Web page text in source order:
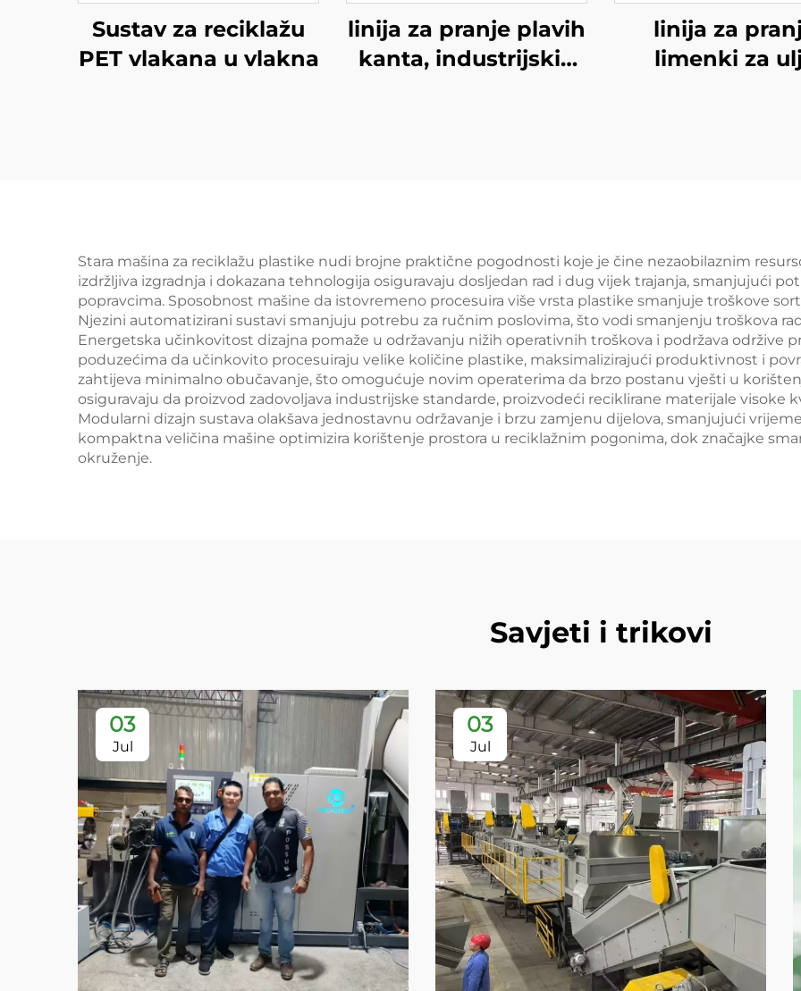
Sustav za reciklažu
PET vlakana u vlakna
linija za pranje plavih
kanta, industrijskih
linija za
limenki za
Stara mašina za reciklažu plastike nudi brojne praktične pogodnosti koje je čine nezaobilaznim
izdržljiva izgradnja i dokazana tehnologija osiguravaju dosljedan rad i dug vijek trajanja, smanjujući
popravcima. Sposobnost mašine da istovremeno procesuira više vrsta plastike smanjuje troškove
Njezini automatizirani sustavi smanjuju potrebu za ručnim poslovima, što vodi smanjenju troškova
Energetska učinkovitost dizajna pomaže u održavanju nižih operativnih troškova i podržava održive
poduzećima da učinkovito procesuiraju velike količine plastike, maksimalizirajući produktivnost i
zahtijeva minimalno obučavanje, što omogućuje novim operaterima da brzo postanu vješti u
osiguravaju da proizvod zadovoljava industrijske standarde, proizvodeći reciklirane materijale visoke
Modularni dizajn sustava olakšava jednostavnu održavanje i brzu zamjenu dijelova, smanjujući
kompaktna veličina mašine optimizira korištenje prostora u reciklažnim pogonima, dok značajke
okruženje.
Savjeti i trikovi
03
Jul
03
Jul